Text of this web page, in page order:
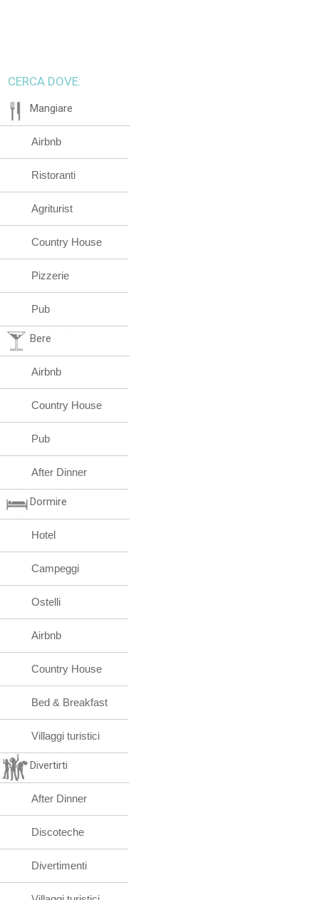
CERCA DOVE:
Mangiare
Airbnb
Ristoranti
Agriturist
Country House
Pizzerie
Pub
Bere
Airbnb
Country House
Pub
After Dinner
Dormire
Hotel
Campeggi
Ostelli
Airbnb
Country House
Bed & Breakfast
Villaggi turistici
Divertirti
After Dinner
Discoteche
Divertimenti